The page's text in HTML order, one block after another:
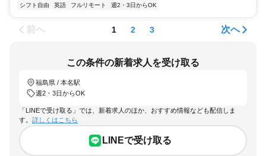
シフト自由 英語 フルリモート 週2・3日からOK
前へ 1 2 3 次へ
この条件の新着求人を受け取る
福島県 / 本名駅
週2・3日からOK
「LINEで受け取る」では、新着求人のほか、おすすめ情報なども配信しま
す。 詳しくはこちら
LINEで受け取る